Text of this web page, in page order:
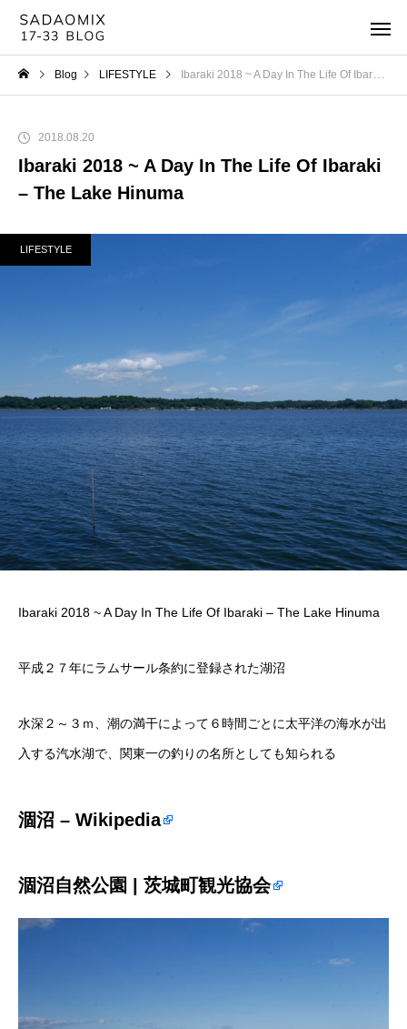
Blog LIFESTYLE Ibaraki 2018 ~ A Day In The Life Of Ibaraki – The Lake Hinuma
2018.08.20
Ibaraki 2018 ~ A Day In The Life Of Ibaraki
– The Lake Hinuma
LIFESTYLE
Ibaraki 2018 ~ A Day In The Life Of Ibaraki – The Lake Hinuma
平成２７年にラムサール条約に登録された湖沼
水深２～３ｍ、潮の満干によって６時間ごとに太平洋の海水が出
入する汽水湖で、関東一の釣りの名所としても知られる
涸沼 – Wikipedia
涸沼自然公園 | 茨城町観光協会